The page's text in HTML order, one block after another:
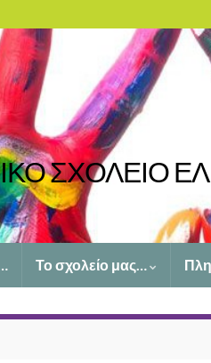
ΣΧΟΛΕΙΟ
Το σχολείο μας…